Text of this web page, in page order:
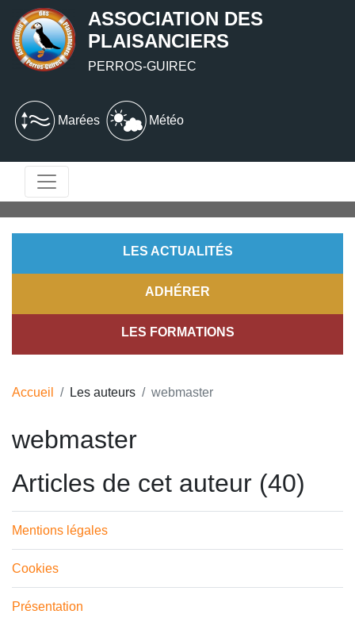
ASSOCIATION DES
PLAISANCIERS
PERROS-GUIREC
Marées Météo
LES ACTUALITÉS
ADHÉRER
LES FORMATIONS
Accueil Les auteurs webmaster
webmaster
Articles de cet auteur (40)
Mentions légales
Cookies
Présentation